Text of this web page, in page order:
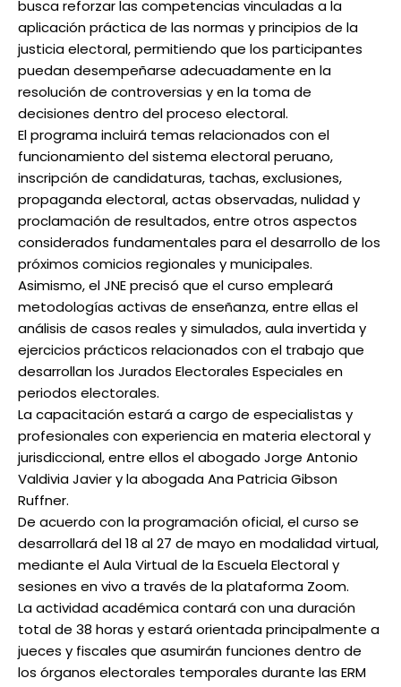
busca reforzar las competencias vinculadas a la
aplicación práctica de las normas y principios de la
justicia electoral, permitiendo que los participantes
puedan desempeñarse adecuadamente en la
resolución de controversias y en la toma de
decisiones dentro del proceso electoral.
El programa incluirá temas relacionados con el
funcionamiento del sistema electoral peruano,
inscripción de candidaturas, tachas, exclusiones,
propaganda electoral, actas observadas, nulidad y
proclamación de resultados, entre otros aspectos
considerados fundamentales para el desarrollo de los
próximos comicios regionales y municipales.
Asimismo, el JNE precisó que el curso empleará
metodologías activas de enseñanza, entre ellas el
análisis de casos reales y simulados, aula invertida y
ejercicios prácticos relacionados con el trabajo que
desarrollan los Jurados Electorales Especiales en
periodos electorales.
La capacitación estará a cargo de especialistas y
profesionales con experiencia en materia electoral y
jurisdiccional, entre ellos el abogado Jorge Antonio
Valdivia Javier y la abogada Ana Patricia Gibson
Ruffner.
De acuerdo con la programación oficial, el curso se
desarrollará del 18 al 27 de mayo en modalidad virtual,
mediante el Aula Virtual de la Escuela Electoral y
sesiones en vivo a través de la plataforma Zoom.
La actividad académica contará con una duración
total de 38 horas y estará orientada principalmente a
jueces y fiscales que asumirán funciones dentro de
los órganos electorales temporales durante las ERM